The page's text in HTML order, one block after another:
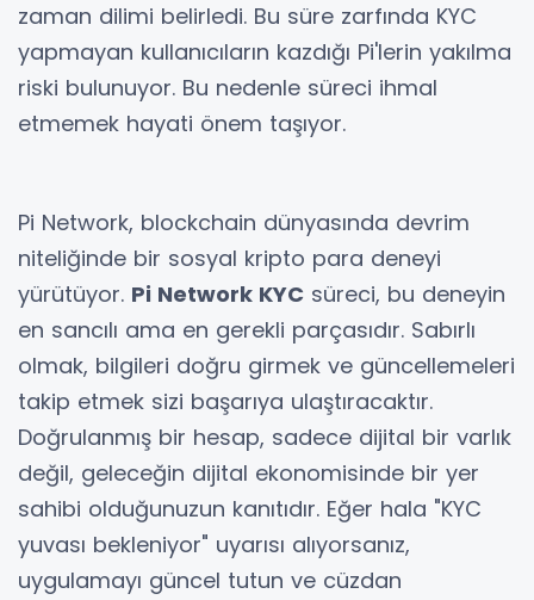
zaman dilimi belirledi. Bu süre zarfında KYC
yapmayan kullanıcıların kazdığı Pi'lerin yakılma
riski bulunuyor. Bu nedenle süreci ihmal
etmemek hayati önem taşıyor.
Pi Network, blockchain dünyasında devrim
niteliğinde bir sosyal kripto para deneyi
yürütüyor. Pi Network KYC süreci, bu deneyin
en sancılı ama en gerekli parçasıdır. Sabırlı
olmak, bilgileri doğru girmek ve güncellemeleri
takip etmek sizi başarıya ulaştıracaktır.
Doğrulanmış bir hesap, sadece dijital bir varlık
değil, geleceğin dijital ekonomisinde bir yer
sahibi olduğunuzun kanıtıdır. Eğer hala "KYC
yuvası bekleniyor" uyarısı alıyorsanız,
uygulamayı güncel tutun ve cüzdan